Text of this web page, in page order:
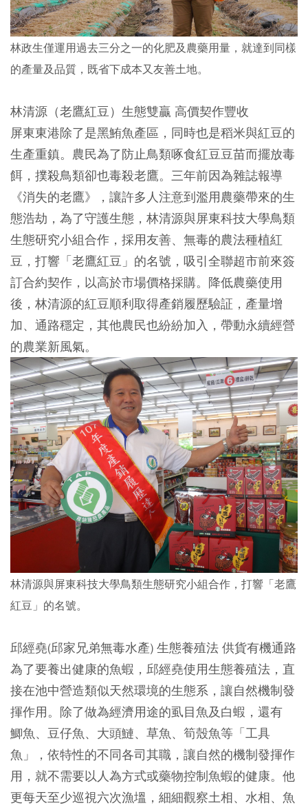
林政生僅運用過去三分之一的化肥及農藥用量，就達到同樣
的產量及品質，既省下成本又友善土地。
林清源（老鷹紅豆）生態雙贏 高價契作豐收
屏東東港除了是黑鮪魚產區，同時也是稻米與紅豆的
生產重鎮。農民為了防止鳥類啄食紅豆豆苗而擺放毒
餌，撲殺鳥類卻也毒殺老鷹。三年前因為雜誌報導
《消失的老鷹》，讓許多人注意到濫用農藥帶來的生
態浩劫，為了守護生態，林清源與屏東科技大學鳥類
生態研究小組合作，採用友善、無毒的農法種植紅
豆，打響「老鷹紅豆」的名號，吸引全聯超市前來簽
訂合約契作，以高於市場價格採購。降低農藥使用
後，林清源的紅豆順利取得產銷履歷驗証，產量增
加、通路穩定，其他農民也紛紛加入，帶動永續經營
的農業新風氣。
林清源與屏東科技大學鳥類生態研究小組合作，打響「老鷹
紅豆」的名號。
邱經堯(邱家兄弟無毒水產) 生態養殖法 供貨有機通路
為了要養出健康的魚蝦，邱經堯使用生態養殖法，直
接在池中營造類似天然環境的生態系，讓自然機制發
揮作用。除了做為經濟用途的虱目魚及白蝦，還有
鯽魚、豆仔魚、大頭鰱、草魚、筍殼魚等「工具
魚」，依特性的不同各司其職，讓自然的機制發揮作
用，就不需要以人為方式或藥物控制魚蝦的健康。他
更每天至少巡視六次漁塭，細細觀察土相、水相、魚